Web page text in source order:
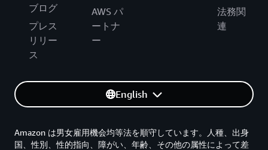
ブログ
プレス
リリー
ス
AWS パ
ートナ
ー
法務関
連
English
Amazon は男女雇用機会均等法を順守しています。人種、出身
国、性別、性的指向、障がい、年齢、その他の属性によって差